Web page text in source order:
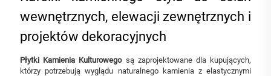
wewnętrznych, elewacji zewnętrznych i
projektów dekoracyjnych
Płytki Kamienia Kulturowego są zaprojektowane dla kupujących,
którzy potrzebują wyglądu naturalnego kamienia z elastycznymi